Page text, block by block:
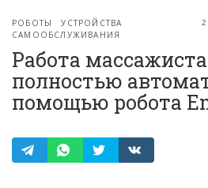
РОБОТЫ
УСТРОЙСТВА
САМООБСЛУЖИВАНИЯ
Работа
полностью
помощью робота